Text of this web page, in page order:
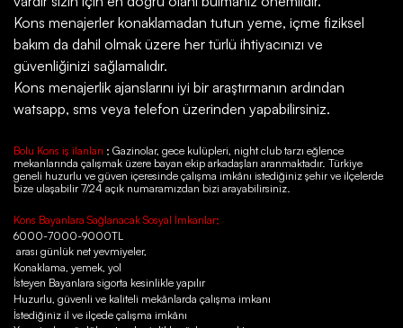
Kons menajerler konaklamadan tutun yeme, içme fiziksel
bakım da dahil olmak üzere her türlü ihtiyacınızı ve
güvenliğinizi sağlamalıdır.
Kons menajerlik ajanslarını iyi bir araştırmanın ardından
watsapp, sms veya telefon üzerinden yapabilirsiniz.
Bolu Kons iş ilanları ; Gazinolar, gece kulüpleri, night club tarzı eğlence
mekanlarında çalışmak üzere bayan ekip arkadaşları aranmaktadır. Türkiye
geneli huzurlu ve güven içeresinde çalışma imkânı istediğiniz şehir ve ilçelerde
bize ulaşabilir 7/24 açık numaramızdan bizi arayabilirsiniz.
Kons Bayanlara Sağlanacak Sosyal İmkanlar;
6000-7000-9000TL
arası günlük net yevmiyeler,
Konaklama, yemek, yol
İsteyen Bayanlara sigorta kesinlikle yapılır
Huzurlu, güvenli ve kaliteli mekânlarda çalışma imkanı
İstediğiniz il ve ilçede çalışma imkânı